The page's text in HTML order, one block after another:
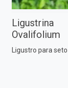
Ligustrina
Ovalifolium
Ligustro para seto